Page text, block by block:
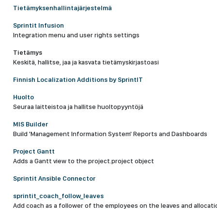
Tietämyksenhallintajärjestelmä
Sprintit Infusion
Integration menu and user rights settings
Tietämys
Keskitä, hallitse, jaa ja kasvata tietämyskirjastoasi
Finnish Localization Additions by SprintIT
Huolto
Seuraa laitteistoa ja hallitse huoltopyyntöjä
MIS Builder
Build 'Management Information System' Reports and Dashboards
Project Gantt
Adds a Gantt view to the project.project object
Sprintit Ansible Connector
sprintit_coach_follow_leaves
Add coach as a follower of the employees on the leaves and